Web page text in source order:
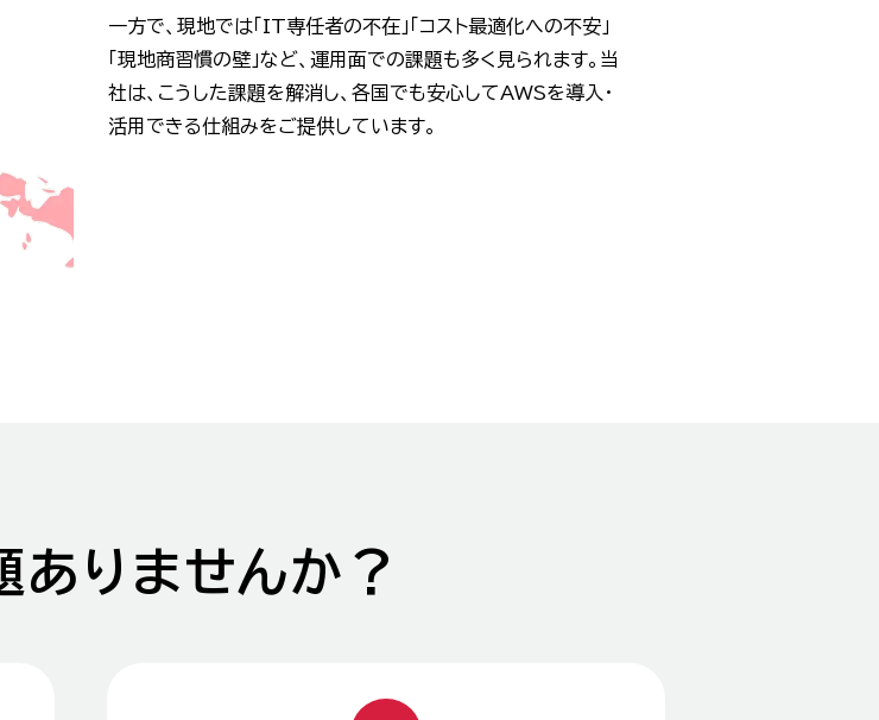
一方で、現地では「IT専任者の不在」「コスト最適化への不安」
「現地商習慣の壁」など、運用面での課題も多く見られます。当
社は、こうした課題を解消し、各国でも安心してAWSを導入・
活用できる仕組みをご提供しています。
ありませんか？